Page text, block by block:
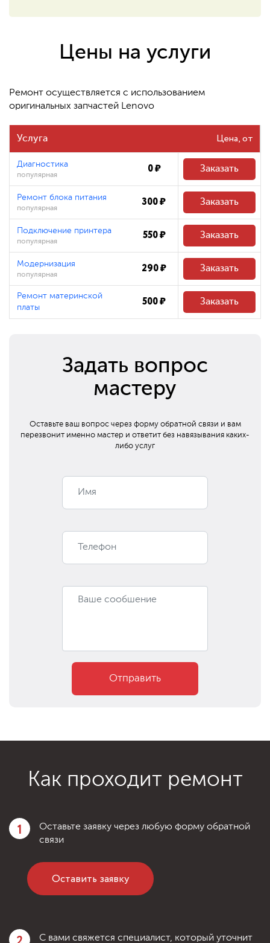
Цены на услуги
Ремонт осуществляется с использованием
оригинальных запчастей Lenovo
Услуга Цена
Диагностика
популярная 0 ₽ Заказать
Ремонт блока питания
популярная 300 ₽ Заказать
Подключение принтера
популярная 550 ₽ Заказать
Модернизация
популярная 290 ₽ Заказать
Ремонт материнской
платы
500 ₽ Заказать
Задать вопрос
мастеру
Оставьте ваш вопрос через форму обратной связи и вам
перезвонит именно мастер и ответит без навязывания каких-
либо услуг
Отправить
Как проходит ремонт
1
Оставьте заявку через любую форму обратной
связи
Оставить заявку
С вами свяжется специалист, который уточнит